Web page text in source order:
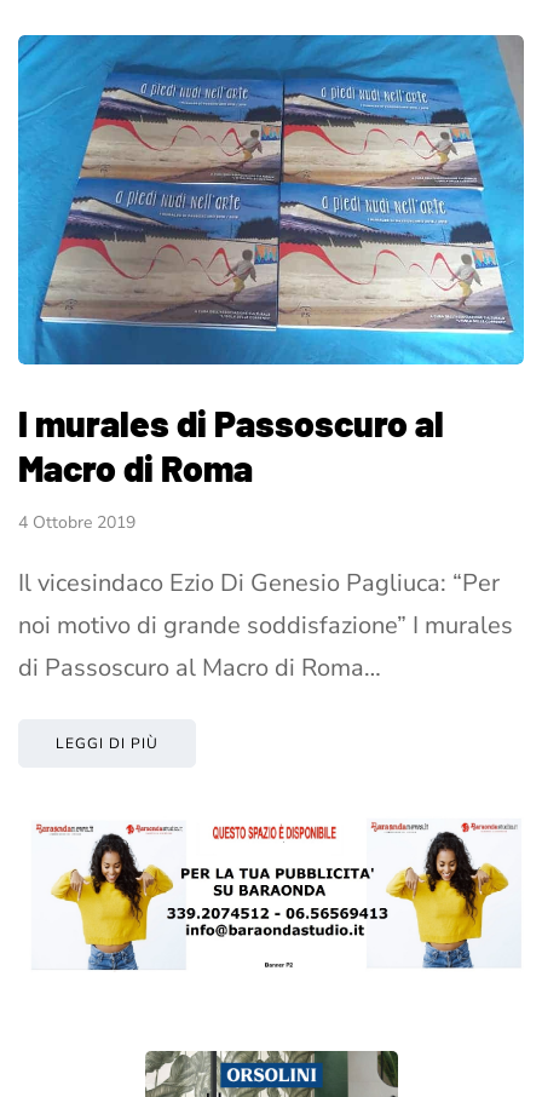
I murales di Passoscuro al
Macro di Roma
4 Ottobre 2019
Il vicesindaco Ezio Di Genesio Pagliuca: “Per
noi motivo di grande soddisfazione” I murales
di Passoscuro al Macro di Roma…
LEGGI DI PIÙ